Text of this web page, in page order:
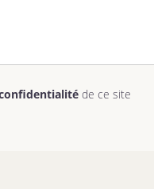
de ce site